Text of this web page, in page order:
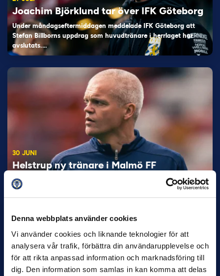
Denna webbplats använder cookies
Vi använder cookies och liknande teknologier för att
analysera vår trafik, förbättra din användarupplevelse och
för att rikta anpassad information och marknadsföring till
dig. Den information som samlas in kan komma att delas
Joachim Björklund tar över IFK Göteborg
Under måndagseftermiddagen meddelade IFK Göteborg att
Stefan Billborns uppdrag som huvudtränare i herrlaget har
avslutats.…
30 JUNI
Helstrup ny tränare i Malmö FF
Inleder mot…